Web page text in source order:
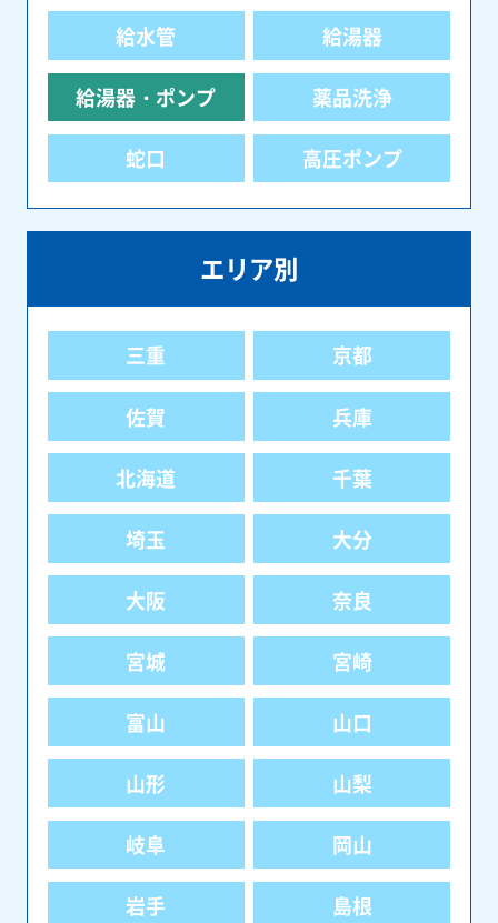
給水管 給湯器
給湯器・ポンプ 薬品洗浄
蛇口 高圧ポンプ
エリア別
三重 京都
佐賀 兵庫
北海道 千葉
埼玉 大分
大阪 奈良
宮城 宮崎
富山 山口
山形 山梨
岐阜 岡山
岩手 島根